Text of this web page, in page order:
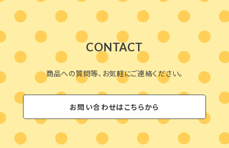
CONTACT
商品への質問等、お気軽にご連絡ください。
お問い合わせはこちらから